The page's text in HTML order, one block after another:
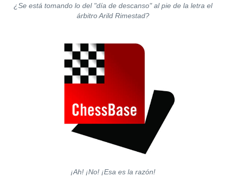
¿Se está tomando lo del "día de descanso" al pie de la letra el
árbitro Arild Rimestad?
¡Ah! ¡No! ¡Esa es la razón!